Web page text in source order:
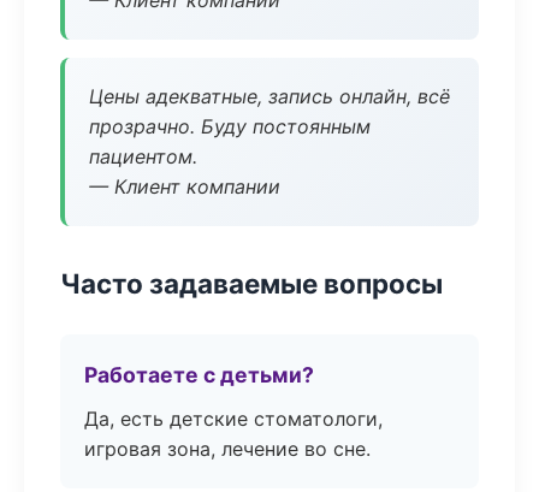
Цены адекватные, запись онлайн, всё
прозрачно. Буду постоянным
пациентом.
— Клиент компании
Часто задаваемые вопросы
Работаете с детьми?
Да, есть детские стоматологи,
игровая зона, лечение во сне.